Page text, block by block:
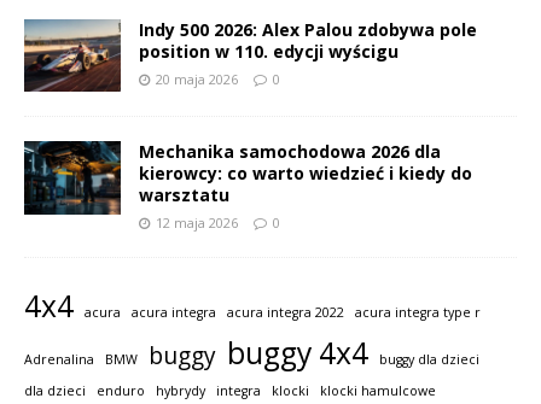
Indy 500 2026: Alex Palou zdobywa pole
position w 110. edycji wyścigu
20 maja 2026 0
Mechanika samochodowa 2026 dla
kierowcy: co warto wiedzieć i kiedy do
warsztatu
12 maja 2026 0
4x4 acura acura integra acura integra 2022 acura integra type r
Adrenalina BMW buggy buggy 4x4
buggy dla dzieci
dla dzieci
enduro hybrydy integra klocki
klocki hamulcowe